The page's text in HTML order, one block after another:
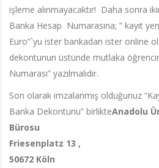
işleme alınmayacaktır! Daha sonra
Banka Hesap Numarasına; ” kayıt
Euro”`yu ister bankadan ister online
dekontunun üstünde mutlaka
Numarası” yazılmalıdır.
Son olarak imzalanmış olduğunuz
Banka Dekontunu” birlikteAnadolu
Bürosu
Friesenplatz 13 ,
50672 Köln